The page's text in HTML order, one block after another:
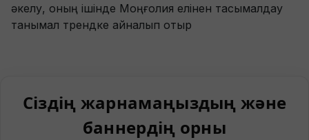
әкелу, оның ішінде Моңғолия елінен тасымалдау
танымал трендке айналып отыр
Сіздің жарнамаңыздың және
баннердің орны